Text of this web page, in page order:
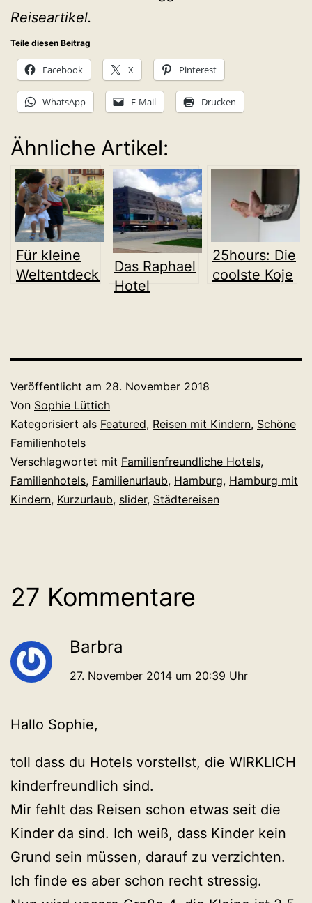
Reiseartikel.
Teile diesen Beitrag
Facebook X Pinterest
WhatsApp E-Mail Drucken
Ähnliche Artikel:
Für kleine
Weltentdecker:Das Raphael
Hotel
25hours: Die
coolste Koje
Veröffentlicht am 28. November 2018
Von Sophie Lüttich
Kategorisiert als Featured, Reisen mit Kindern, Schöne
Familienhotels
Verschlagwortet mit Familienfreundliche Hotels,
Familienhotels, Familienurlaub, Hamburg, Hamburg mit
Kindern, Kurzurlaub, slider, Städtereisen
27 Kommentare
Barbra
27. November 2014 um 20:39 Uhr
Hallo Sophie,
toll dass du Hotels vorstellst, die WIRKLICH
kinderfreundlich sind.
Mir fehlt das Reisen schon etwas seit die
Kinder da sind. Ich weiß, dass Kinder kein
Grund sein müssen, darauf zu verzichten.
Ich finde es aber schon recht stressig.